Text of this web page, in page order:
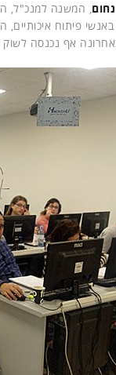
, המשנה למנכ"ל,
אף נכנסה לשוק